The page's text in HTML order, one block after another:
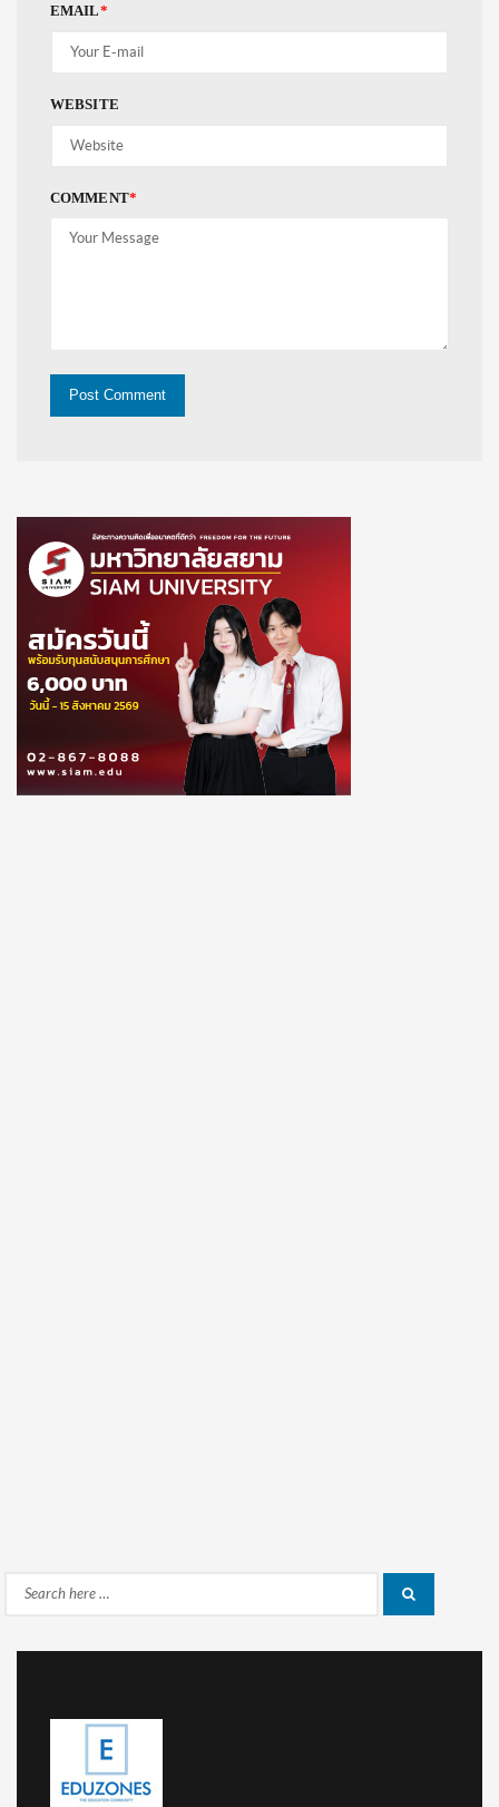
EMAIL*
WEBSITE
COMMENT*
Search